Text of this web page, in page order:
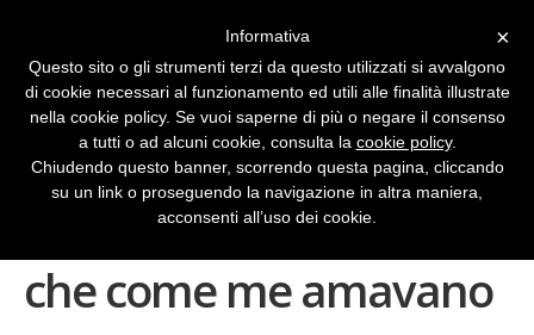
C’erano molti ragazzi
che come me amavano
×
Informativa
Questo sito o gli strumenti terzi da questo utilizzati si avvalgono
di cookie necessari al funzionamento ed utili alle finalità illustrate
nella cookie policy. Se vuoi saperne di più o negare il consenso
a tutti o ad alcuni cookie, consulta la cookie policy.
Chiudendo questo banner, scorrendo questa pagina, cliccando
su un link o proseguendo la navigazione in altra maniera,
acconsenti all’uso dei cookie.